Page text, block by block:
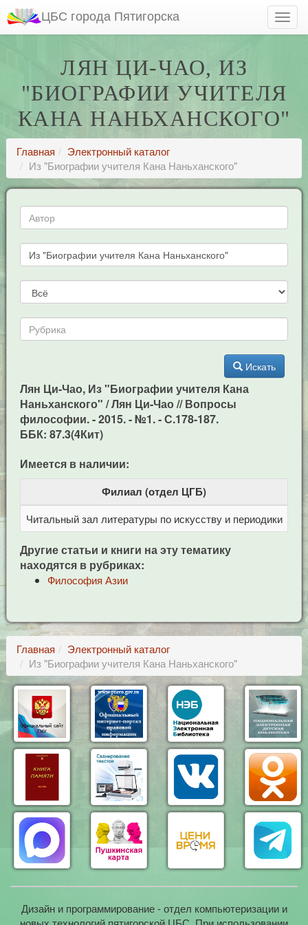
ЦБС города Пятигорска
ЛЯН ЦИ-ЧАО, ИЗ
"БИОГРАФИИ УЧИТЕЛЯ
КАНА НАНЬХАНСКОГО"
Главная
Электронный каталог
Из "Биографии учителя Кана Наньханского"
Искать
Лян Ци-Чао, Из "Биографии учителя Кана
Наньханского" / Лян Ци-Чао // Вопросы
философии. - 2015. - №1. - С.178-187.
ББК: 87.3(4Кит)
Имеется в наличии:
Филиал (отдел ЦГБ)
Читальный зал литературы по искусству и периодики
Другие статьи и книги на эту тематику
находятся в рубриках:
Философия Азии
Главная
Электронный каталог
Из "Биографии учителя Кана Наньханского"
Дизайн и программирование - отдел компьютеризации и